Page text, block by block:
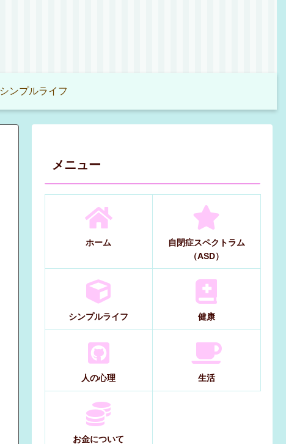
シンプルライフ
メニュー
ホーム
自閉症スペクトラム
（ASD）
シンプルライフ 健康
人の心理 生活
お金について